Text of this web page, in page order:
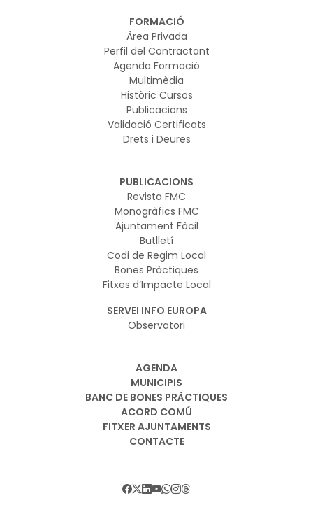
FORMACIÓ
Àrea Privada
Perfil del Contractant
Agenda Formació
Multimèdia
Històric Cursos
Publicacions
Validació Certificats
Drets i Deures
PUBLICACIONS
Revista FMC
Monogràfics FMC
Ajuntament Fàcil
Butlletí
Codi de Regim Local
Bones Pràctiques
Fitxes d’Impacte Local
SERVEI INFO EUROPA
Observatori
AGENDA
MUNICIPIS
BANC DE BONES PRÀCTIQUES
ACORD COMÚ
FITXER AJUNTAMENTS
CONTACTE